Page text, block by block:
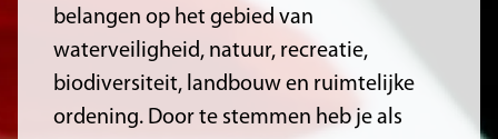
belangen op het gebied van
waterveiligheid, natuur, recreatie,
biodiversiteit, landbouw en ruimtelijke
ordening. Door te stemmen heb je als